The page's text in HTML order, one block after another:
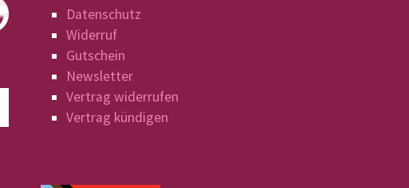
Datenschutz
Widerruf
Gutschein
Newsletter
Vertrag widerrufen
Vertrag kündigen